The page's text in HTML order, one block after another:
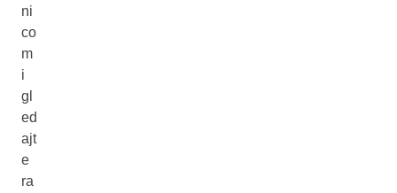
ni
co
m
i
gl
ed
ajt
e
ra